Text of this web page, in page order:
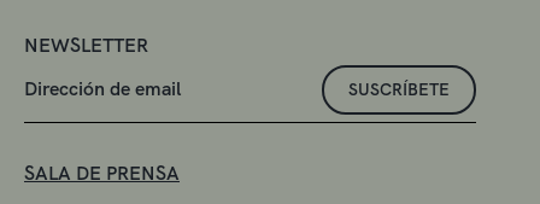
NEWSLETTER
SUSCRÍBETE
SALA DE PRENSA